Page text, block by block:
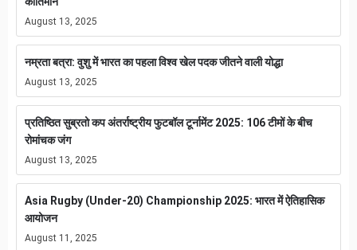
August 13, 2025
नम्रता बत्रा: वुशु में भारत का पहला विश्व खेल पदक जीतने वाली योद्धा
August 13, 2025
प्रतिष्ठित सुब्रतो कप अंतर्राष्ट्रीय फुटबॉल टूर्नामेंट 2025: 106 टीमों के बीच
रोमांचक जंग
August 13, 2025
Asia Rugby (Under-20) Championship 2025: भारत में ऐतिहासिक
आयोजन
August 11, 2025